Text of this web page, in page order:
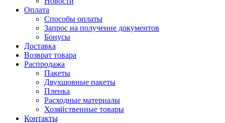
Оплата
Способы оплаты
Запрос на получение документов
Бонусы
Доставка
Возврат товара
Распродажа
Пакеты
Двухшовные пакеты
Пленка
Расходные материалы
Хозяйственные товары
Контакты